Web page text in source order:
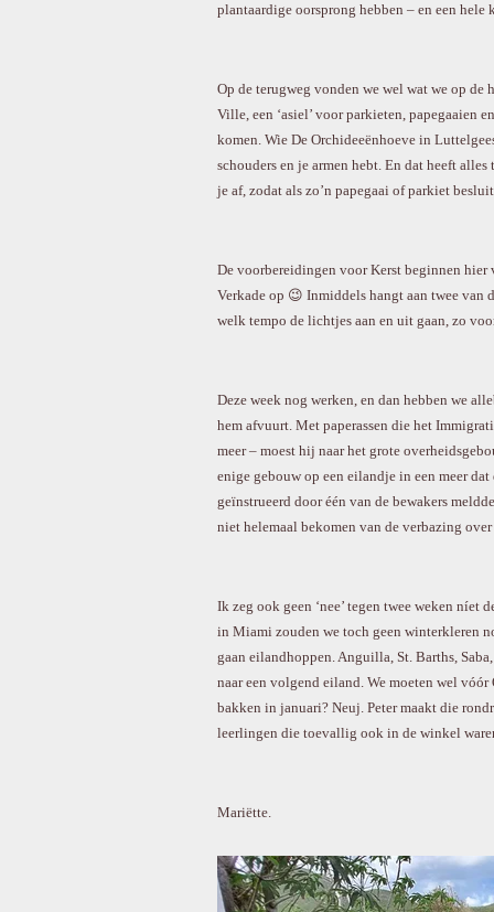
plantaardige oorsprong hebben – en een
Op de terugweg vonden we wel wat we op
Ville, een ‘asiel’ voor parkieten, papegaaien
komen. Wie De Orchideeënhoeve in
schouders en je armen hebt. En dat heeft
je af, zodat als zo’n papegaai of parkiet
De voorbereidingen voor Kerst beginnen hier
Verkade op 😉 Inmiddels hangt aan twee van
welk tempo de lichtjes aan en uit gaan, zo
Deze week nog werken, en dan hebben we
hem afvuurt. Met paperassen die het
meer – moest hij naar het grote
enige gebouw op een eilandje in een meer
geïnstrueerd door één van de bewakers
niet helemaal bekomen van de verbazing
Ik zeg ook geen ‘nee’ tegen twee weken
in Miami zouden we toch geen winterkleren
gaan eilandhoppen. Anguilla, St. Barths,
naar een volgend eiland. We moeten wel
bakken in januari? Neuj. Peter maakt die
leerlingen die toevallig ook in de winkel
Mariëtte.